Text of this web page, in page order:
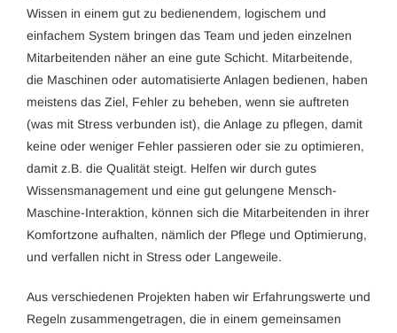
Wissen in einem gut zu bedienendem, logischem und
einfachem System bringen das Team und jeden einzelnen
Mitarbeitenden näher an eine gute Schicht. Mitarbeitende,
die Maschinen oder automatisierte Anlagen bedienen, haben
meistens das Ziel, Fehler zu beheben, wenn sie auftreten
(was mit Stress verbunden ist), die Anlage zu pflegen, damit
keine oder weniger Fehler passieren oder sie zu optimieren,
damit z.B. die Qualität steigt. Helfen wir durch gutes
Wissensmanagement und eine gut gelungene Mensch-
Maschine-Interaktion, können sich die Mitarbeitenden in ihrer
Komfortzone aufhalten, nämlich der Pflege und Optimierung,
und verfallen nicht in Stress oder Langeweile.
Aus verschiedenen Projekten haben wir Erfahrungswerte und
Regeln zusammengetragen, die in einem gemeinsamen